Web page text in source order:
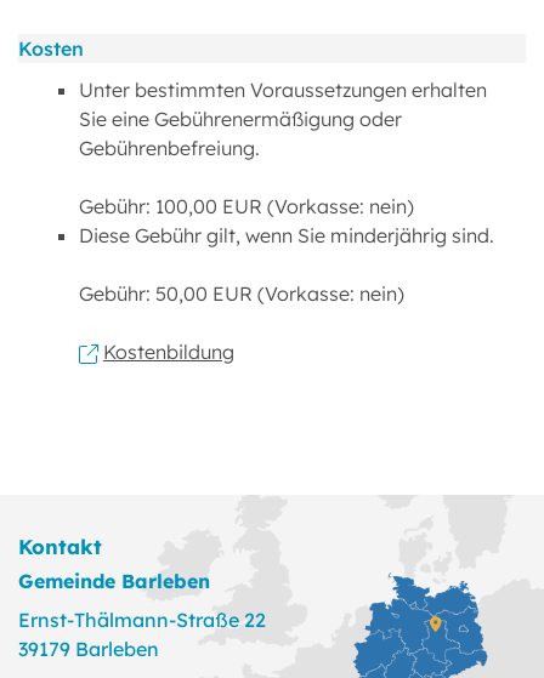
Kosten
Unter bestimmten Voraussetzungen erhalten
Sie eine Gebührenermäßigung oder
Gebührenbefreiung.
Gebühr: 100,00 EUR (Vorkasse: nein)
Diese Gebühr gilt, wenn Sie minderjährig sind.
Gebühr: 50,00 EUR (Vorkasse: nein)
Kostenbildung
Kontakt
Gemeinde Barleben
Ernst-Thälmann-Straße 22
39179 Barleben